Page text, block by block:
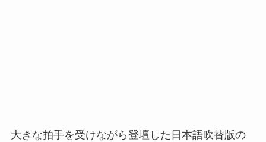
大きな拍手を受けながら登壇した日本語吹替版の